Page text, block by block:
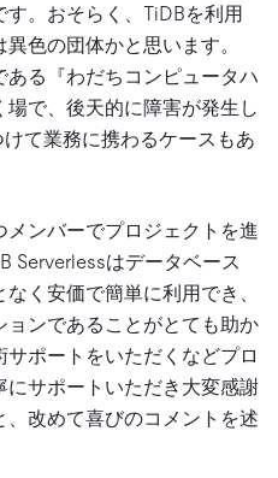
。おそらく、TiDBを利用
色の団体かと思います。
る『わだちコンピュータハ
で、後天的に障害が発生し
て業務に携わるケースもあ
ンバーでプロジェクトを進
Serverlessはデータベース
く安価で簡単に利用でき、
ョンであることがとても助か
ポートをいただくなどプロ
にサポートいただき大変感謝
、改めて喜びのコメントを述